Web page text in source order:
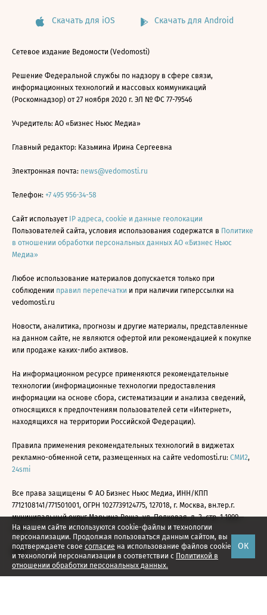
На нашем сайте используются cookie-файлы и технологии
персонализации. Продолжая пользоваться данным сайтом, вы
подтверждаете свое согласие на использование файлов cookie
и технологий персонализации в соответствии с Политикой в
отношении обработки персональных данных.
ОК
Скачать для iOS Скачать для Android
Сетевое издание Ведомости (Vedomosti)
Решение Федеральной службы по надзору в сфере связи,
информационных технологий и массовых коммуникаций
(Роскомнадзор) от 27 ноября 2020 г. ЭЛ № ФС 77-79546
Учредитель: АО «Бизнес Ньюс Медиа»
Главный редактор: Казьмина Ирина Сергеевна
Электронная почта: news@vedomosti.ru
Телефон: +7 495 956-34-58
Сайт использует IP адреса, cookie и данные геолокации
Пользователей сайта, условия использования содержатся в Политике
в отношении обработки персональных данных АО «Бизнес Ньюс
Медиа»
Любое использование материалов допускается только при
соблюдении правил перепечатки и при наличии гиперссылки на
vedomosti.ru
Новости, аналитика, прогнозы и другие материалы, представленные
на данном сайте, не являются офертой или рекомендацией к покупке
или продаже каких-либо активов.
На информационном ресурсе применяются рекомендательные
технологии (информационные технологии предоставления
информации на основе сбора, систематизации и анализа сведений,
относящихся к предпочтениям пользователей сети «Интернет»,
находящихся на территории Российской Федерации).
Правила применения рекомендательных технологий в виджетах
рекламно-обменной сети, размещенных на сайте vedomosti.ru: СМИ2,
24smi
Все права защищены © АО Бизнес Ньюс Медиа, ИНН/КПП
7712108141/771501001, ОГРН 1027739124775, 127018, г. Москва, вн.тер.г.
муниципальный округ Марьина Роща, ул. Полковая, д. 3, стр. 1 1999—
2026